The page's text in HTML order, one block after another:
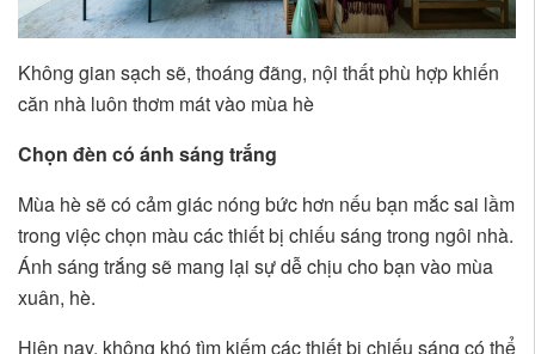
Không gian sạch sẽ, thoáng đãng, nội thất phù hợp khiến
căn nhà luôn thơm mát vào mùa hè
Chọn đèn có ánh sáng trắng
Mùa hè sẽ có cảm giác nóng bức hơn nếu bạn mắc sai lầm
trong việc chọn màu các thiết bị chiếu sáng trong ngôi nhà.
Ánh sáng trắng sẽ mang lại sự dễ chịu cho bạn vào mùa
xuân, hè.
Hiện nay, không khó tìm kiếm các thiết bị chiếu sáng có thể